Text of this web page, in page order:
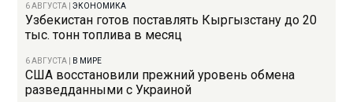
6 АВГУСТА |ЭКОНОМИКА
Узбекистан готов поставлять Кыргызстану до 20
тыс. тонн топлива в месяц
6 АВГУСТА В МИРЕ
США восстановили прежний уровень обмена
разведданными с Украиной